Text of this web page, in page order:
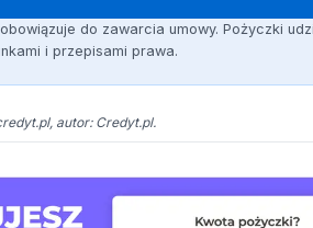
do zawarcia umowy. Pożyczki
i przepisami prawa.
autor: Credyt.pl.